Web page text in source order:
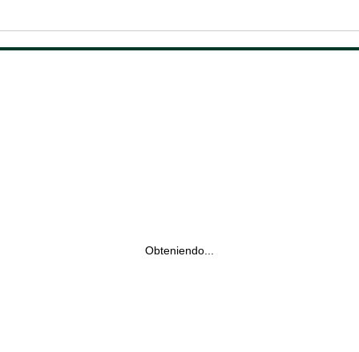
Obteniendo...